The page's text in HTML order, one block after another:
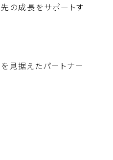
の成長をサポートす
見据えたパートナー